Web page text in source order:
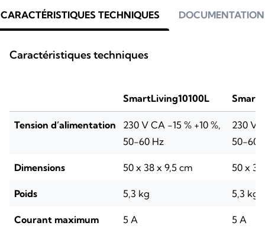
CARACTÉRISTIQUES TECHNIQUES DOCUMENTATION
Caractéristiques techniques
SmartLiving10100L
Tension d’alimentation
230 V CA -15 % +10 %,
50-60 Hz
230 V
50-60
Dimensions 50 x 38 x 9,5 cm 50 x
Poids 5,3 kg 5,3 kg
Courant maximum
5 A 5 A